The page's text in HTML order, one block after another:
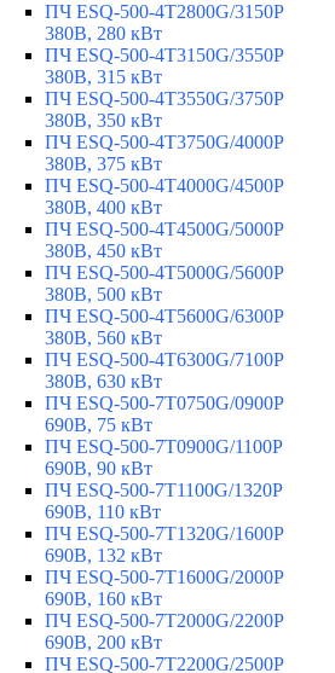
ПЧ ESQ-500-4T2800G/3150P
380В, 280 кВт
ПЧ ESQ-500-4T3150G/3550P
380В, 315 кВт
ПЧ ESQ-500-4T3550G/3750P
380В, 350 кВт
ПЧ ESQ-500-4T3750G/4000P
380В, 375 кВт
ПЧ ESQ-500-4T4000G/4500P
380В, 400 кВт
ПЧ ESQ-500-4T4500G/5000P
380В, 450 кВт
ПЧ ESQ-500-4T5000G/5600P
380В, 500 кВт
ПЧ ESQ-500-4T5600G/6300P
380В, 560 кВт
ПЧ ESQ-500-4T6300G/7100P
380В, 630 кВт
ПЧ ESQ-500-7T0750G/0900P
690В, 75 кВт
ПЧ ESQ-500-7T0900G/1100P
690В, 90 кВт
ПЧ ESQ-500-7T1100G/1320P
690В, 110 кВт
ПЧ ESQ-500-7T1320G/1600P
690В, 132 кВт
ПЧ ESQ-500-7T1600G/2000P
690В, 160 кВт
ПЧ ESQ-500-7T2000G/2200P
690В, 200 кВт
ПЧ ESQ-500-7T2200G/2500P